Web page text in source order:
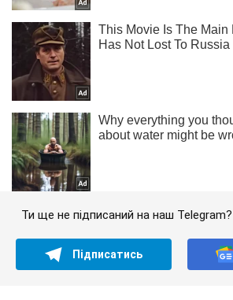
Ти ще не підписаний на наш
Підписатись